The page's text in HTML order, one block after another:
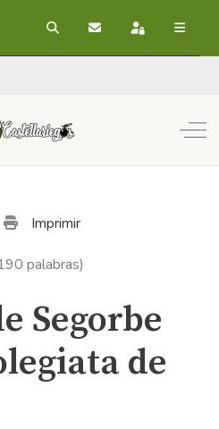
BuscarSuscribirse a las
Registrarse
Imprimir
palabras)
Segorbe
de